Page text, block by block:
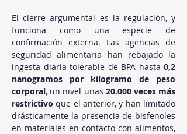
El cierre argumental es la regulación, y
funciona como una especie de
confirmación externa. Las agencias de
seguridad alimentaria han rebajado la
ingesta diaria tolerable de BPA hasta 0,2
nanogramos por kilogramo de peso
corporal, un nivel unas 20.000 veces más
restrictivo que el anterior, y han limitado
drásticamente la presencia de bisfenoles
en materiales en contacto con alimentos,